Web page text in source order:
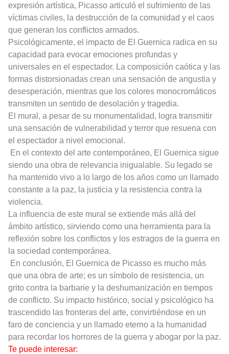
expresión artística, Picasso articuló el sufrimiento de las
víctimas civiles, la destrucción de la comunidad y el caos
que generan los conflictos armados.
Psicológicamente, el impacto de El Guernica radica en su
capacidad para evocar emociones profundas y
universales en el espectador. La composición caótica y las
formas distorsionadas crean una sensación de angustia y
desesperación, mientras que los colores monocromáticos
transmiten un sentido de desolación y tragedia.
El mural, a pesar de su monumentalidad, logra transmitir
una sensación de vulnerabilidad y terror que resuena con
el espectador a nivel emocional.
En el contexto del arte contemporáneo, El Guernica sigue
siendo una obra de relevancia inigualable. Su legado se
ha mantenido vivo a lo largo de los años como un llamado
constante a la paz, la justicia y la resistencia contra la
violencia.
La influencia de este mural se extiende más allá del
ámbito artístico, sirviendo como una herramienta para la
reflexión sobre los conflictos y los estragos de la guerra en
la sociedad contemporánea.
En conclusión, El Guernica de Picasso es mucho más
que una obra de arte; es un símbolo de resistencia, un
grito contra la barbarie y la deshumanización en tiempos
de conflicto. Su impacto histórico, social y psicológico ha
trascendido las fronteras del arte, convirtiéndose en un
faro de conciencia y un llamado eterno a la humanidad
para recordar los horrores de la guerra y abogar por la paz.
Te puede interesar: